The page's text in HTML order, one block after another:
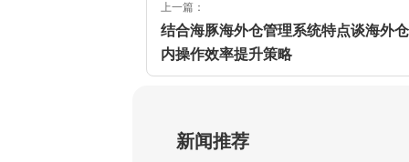
上一篇：
结合海豚海外仓管理系统特点谈海外
内操作效率提升策略
新闻推荐